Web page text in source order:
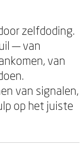
zelfdoding.
— van
van
van signalen,
op het juiste